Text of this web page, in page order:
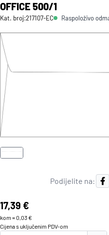
Podijelite na:
OFFICE 500/1
Kat. broj:217107-EC Raspoloživo
Cijena:
17,39 €
kom =0,03 €
Cijena s uključenim PDV-om